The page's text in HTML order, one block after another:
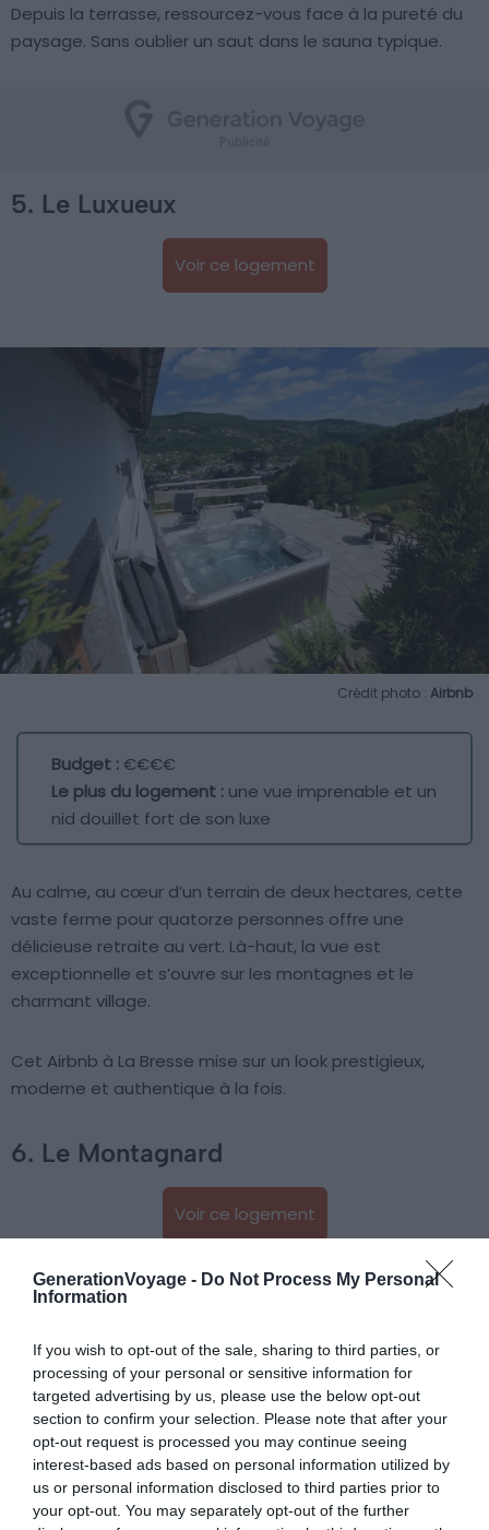
GenerationVoyage - Do Not Process My Personal
Information
If you wish to opt-out of the sale, sharing to third parties, or
processing of your personal or sensitive information for
targeted advertising by us, please use the below opt-out
section to confirm your selection. Please note that after your
opt-out request is processed you may continue seeing
interest-based ads based on personal information utilized by
us or personal information disclosed to third parties prior to
your opt-out. You may separately opt-out of the further
Depuis la terrasse, ressourcez-vous face à la pureté du
paysage. Sans oublier un saut dans le sauna typique.
5. Le Luxueux
Voir ce logement
Crédit photo : Airbnb
Budget :€€€€
Le plus du logement : une vue imprenable et un
nid douillet fort de son luxe
Au calme, au cœur d’un terrain de deux hectares, cette
vaste ferme pour quatorze personnes offre une
délicieuse retraite au vert. Là-haut, la vue est
exceptionnelle et s’ouvre sur les montagnes et le
charmant village.
Cet Airbnb à La Bresse mise sur un look prestigieux,
moderne et authentique à la fois.
6. Le Montagnard
Voir ce logement